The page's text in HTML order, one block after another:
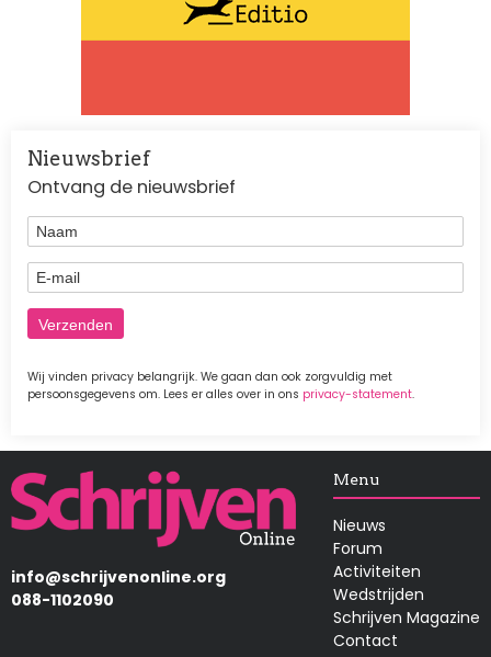
Nieuwsbrief
Ontvang de nieuwsbrief
Naam
E-mail
Wij vinden privacy belangrijk. We gaan dan ook zorgvuldig met
persoonsgegevens om. Lees er alles over in ons privacy-statement.
Afbeelding
info@schrijvenonline.org
088-1102090
Menu
Nieuws
Forum
Activiteiten
Wedstrijden
Schrijven Magazine
Contact